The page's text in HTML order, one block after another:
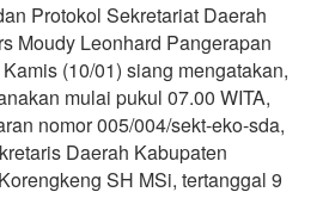
Protokol Sekretariat Daerah
Moudy Leonhard Pangerapan
(10/01) siang mengatakan,
mulai pukul 07.00 WITA,
nomor 005/004/sekt-eko-sda,
Daerah Kabupaten
SH MSi, tertanggal 9